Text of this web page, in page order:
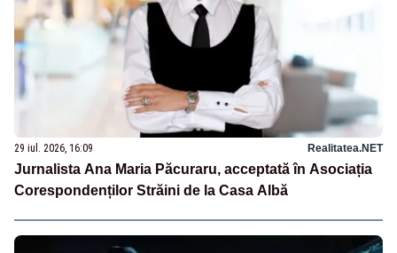
29 iul. 2026, 16:09 Realitatea.NET
Jurnalista Ana Maria Păcuraru, acceptată în Asociația
Corespondenților Străini de la Casa Albă